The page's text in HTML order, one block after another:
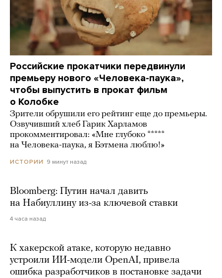
Российские прокатчики передвинули
премьеру нового «Человека-паука»,
чтобы выпустить в прокат фильм
о Колобке
Зрители обрушили его рейтинг еще до премьеры.
Озвучивший хлеб Гарик Харламов
прокомментировал: «Мне глубоко *****
на Человека-паука, я Бэтмена люблю!»
ИСТОРИИ 9 минут назад
Bloomberg: Путин начал давить
на Набиуллину из-за ключевой ставки
4 часа назад
К хакерской атаке, которую недавно
устроили ИИ-модели OpenAI, привела
ошибка разработчиков в постановке задачи